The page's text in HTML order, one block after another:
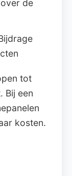
de
tot
Bij een
kosten.